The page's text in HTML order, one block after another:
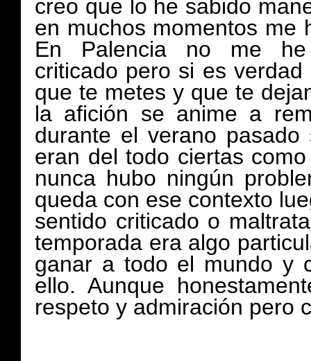
creo que lo he sabido
en muchos momentos me
En Palencia no me he
criticado pero si es
que te metes y que te
la afición se anime a
durante el verano
eran del todo ciertas
nunca hubo ningún
queda con ese contexto
sentido criticado o
temporada era algo
ganar a todo el mundo y
ello. Aunque
respeto y admiración pero